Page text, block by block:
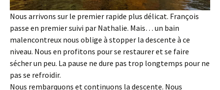
Nous arrivons sur le premier rapide plus délicat. François
passe en premier suivi par Nathalie. Mais… un bain
malencontreux nous oblige à stopper la descente à ce
niveau. Nous en profitons pour se restaurer et se faire
sécher un peu. La pause ne dure pas trop longtemps pour ne
pas se refroidir.
Nous rembarquons et continuons la descente. Nous